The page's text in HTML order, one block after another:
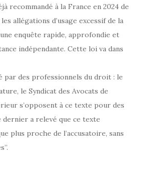
recommandé à la France en 2024 de
allégations d’usage excessif de la
enquête rapide, approfondie et
indépendante. Cette loi va dans
par des professionnels du droit : le
le Syndicat des Avocats de
s’opposent à ce texte pour des
dernier a relevé que ce texte
plus proche de l’accusatoire, sans